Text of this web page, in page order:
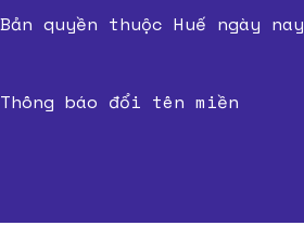
Bản quyền thuộc Huế ngày nay
Thông báo đổi tên miền